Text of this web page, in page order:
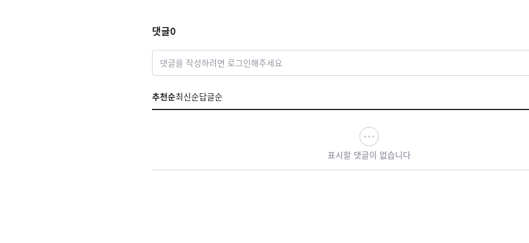
댓글0
댓글을 작성하려면 로그인해주세요
추천순최신순답글순
표시할 댓글이 없습니다